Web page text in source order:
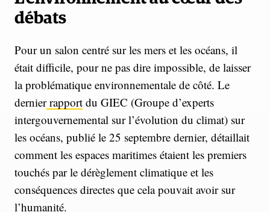
débats
Pour un salon centré sur les mers et les océans, il
était difficile, pour ne pas dire impossible, de laisser
la problématique environnementale de côté. Le
dernierrapport du GIEC (Groupe d’experts
intergouvernemental sur l’évolution du climat) sur
les océans, publié le 25 septembre dernier, détaillait
comment les espaces maritimes étaient les premiers
touchés par le dérèglement climatique et les
conséquences directes que cela pouvait avoir sur
l’humanité.